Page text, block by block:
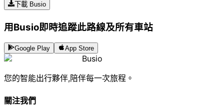
下載 Busio
用Busio即時追蹤此路線及所有車站
Google Play App Store
Busio
您的智能出行夥伴,陪伴每一次旅程。
關注我們